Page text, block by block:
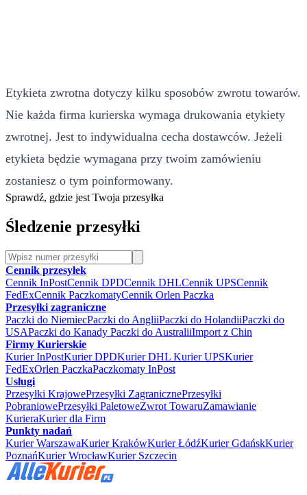
Etykieta zwrotna dotyczy kilku sposobów zwrotu towarów.
Nie każda firma kurierska wymaga drukowania etykiety
zwrotnej. Jest to indywidualna cecha dostawców. Jeżeli
etykieta będzie wymagana przy twoim zamówieniu
zostaniesz o tym poinformowany.
Sprawdź, gdzie jest Twoja przesyłka
Śledzenie przesyłki
Cennik przesyłek
Cennik InPostCennik DPDCennik DHLCennik UPSCennik
FedExCennik PaczkomatyCennik Orlen Paczka
Przesyłki zagraniczne
Paczki do NiemiecPaczki do AngliiPaczki do HolandiiPaczki do
USAPaczki do Kanady Paczki do AustraliiImport z Chin
Firmy Kurierskie
Kurier InPostKurier DPDKurier DHL Kurier UPSKurier
FedExOrlen PaczkaPaczkomaty InPost
Usługi
Przesyłki KrajowePrzesyłki ZagranicznePrzesyłki
PobraniowePrzesyłki PaletoweZwrot TowaruZamawianie
KurieraKurier dla Firm
Punkty nadań
Kurier WarszawaKurier KrakówKurier ŁódźKurier GdańskKurier
PoznańKurier WrocławKurier Szczecin